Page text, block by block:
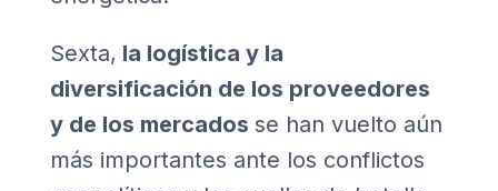
Sexta, la logística y la
diversificación de los proveedores
y de los mercados se han vuelto aún
más importantes ante los conflictos